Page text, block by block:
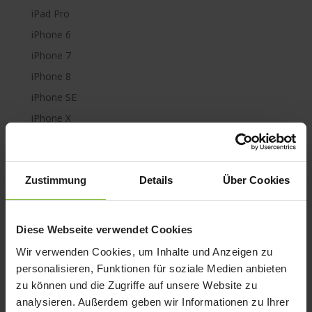
Zustimmung Details Über Cookies
Diese Webseite verwendet Cookies
Wir verwenden Cookies, um Inhalte und Anzeigen zu
personalisieren, Funktionen für soziale Medien anbieten
zu können und die Zugriffe auf unsere Website zu
analysieren. Außerdem geben wir Informationen zu Ihrer
iPad Pro
iPhone 6
iPhone 7
iPhone 8
iPhone SE
iPhone X
iPod shuffle
iPod touch
Kabel & Adapter
Lightning
Mac mini
Mac Pro